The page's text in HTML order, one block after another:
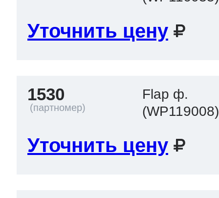
Уточнить цену
1530
Flap ф.
(WP119008)
Уточнить цену